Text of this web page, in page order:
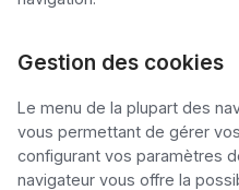
Gestion des cookies
Le menu de la plupart des
vous permettant de gérer
configurant vos paramètres
navigateur vous offre la